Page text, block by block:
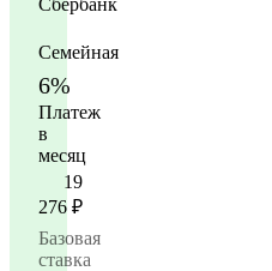
Семейная
6%
Платеж
в
месяц
19
276 ₽
Базовая
ставка